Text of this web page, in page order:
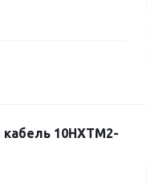
10HXTM2-